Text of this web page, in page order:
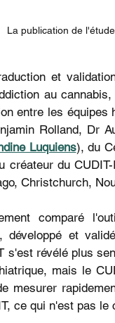
La publication de
et
au
entre les
Rolland, Dr
Luquiens), du
créateur du
Christchurch,
comparé
développé et
s'est révélé plus
mais le
mesurer
ce qui n'est pas le